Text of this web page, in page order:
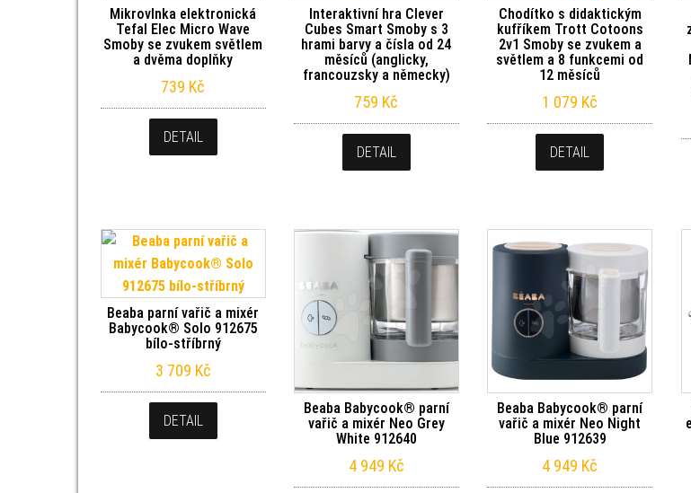
Mikrovlnka elektronická
Tefal Elec Micro Wave
Smoby se zvukem světlem
a dvěma doplňky
739 Kč
DETAIL
Interaktivní hra Clever
Cubes Smart Smoby s 3
hrami barvy a čísla od 24
měsíců (anglicky,
francouzsky a německy)
759 Kč
DETAIL
Chodítko s didaktickým
kufříkem Trott Cotoons
2v1 Smoby se zvukem a
světlem a 8 funkcemi od
12 měsíců
1 079 Kč
DETAIL
Beaba parní vařič a mixér
Babycook® Solo 912675
bílo-stříbrný
3 709 Kč
DETAIL
Beaba Babycook® parní
vařič a mixér Neo Grey
White 912640
4 949 Kč
Beaba Babycook® parní
vařič a mixér Neo Night
Blue 912639
4 949 Kč